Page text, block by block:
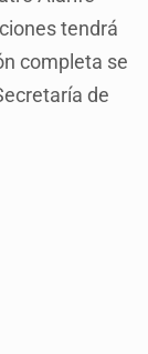
tendrá
completa se
de